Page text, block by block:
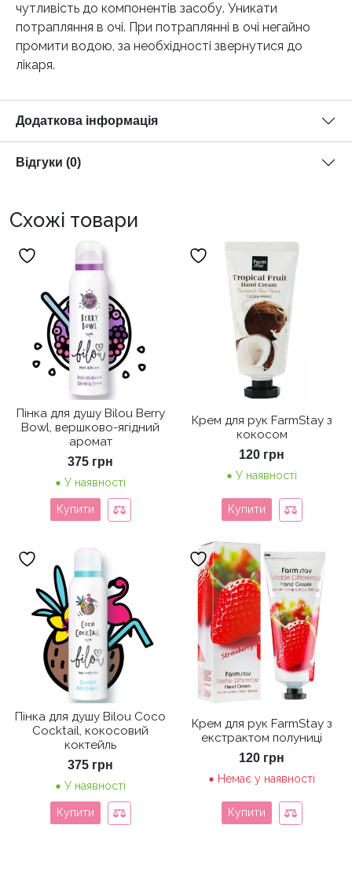
чутливість до компонентів засобу. Уникати
потрапляння в очі. При потраплянні в очі негайно
промити водою, за необхідності звернутися до
лікаря.
Додаткова інформація
Відгуки (0)
Схожі товари
Пінка для душу Bilou Berry
Bowl, вершково-ягідний
аромат
375 грн
У наявності
Купити
Крем для рук FarmStay з
кокосом
120 грн
У наявності
Купити
Пінка для душу Bilou Coco
Cocktail, кокосовий
коктейль
375 грн
У наявності
Купити
Крем для рук FarmStay з
екстрактом полуниці
120 грн
Немає у наявності
Купити